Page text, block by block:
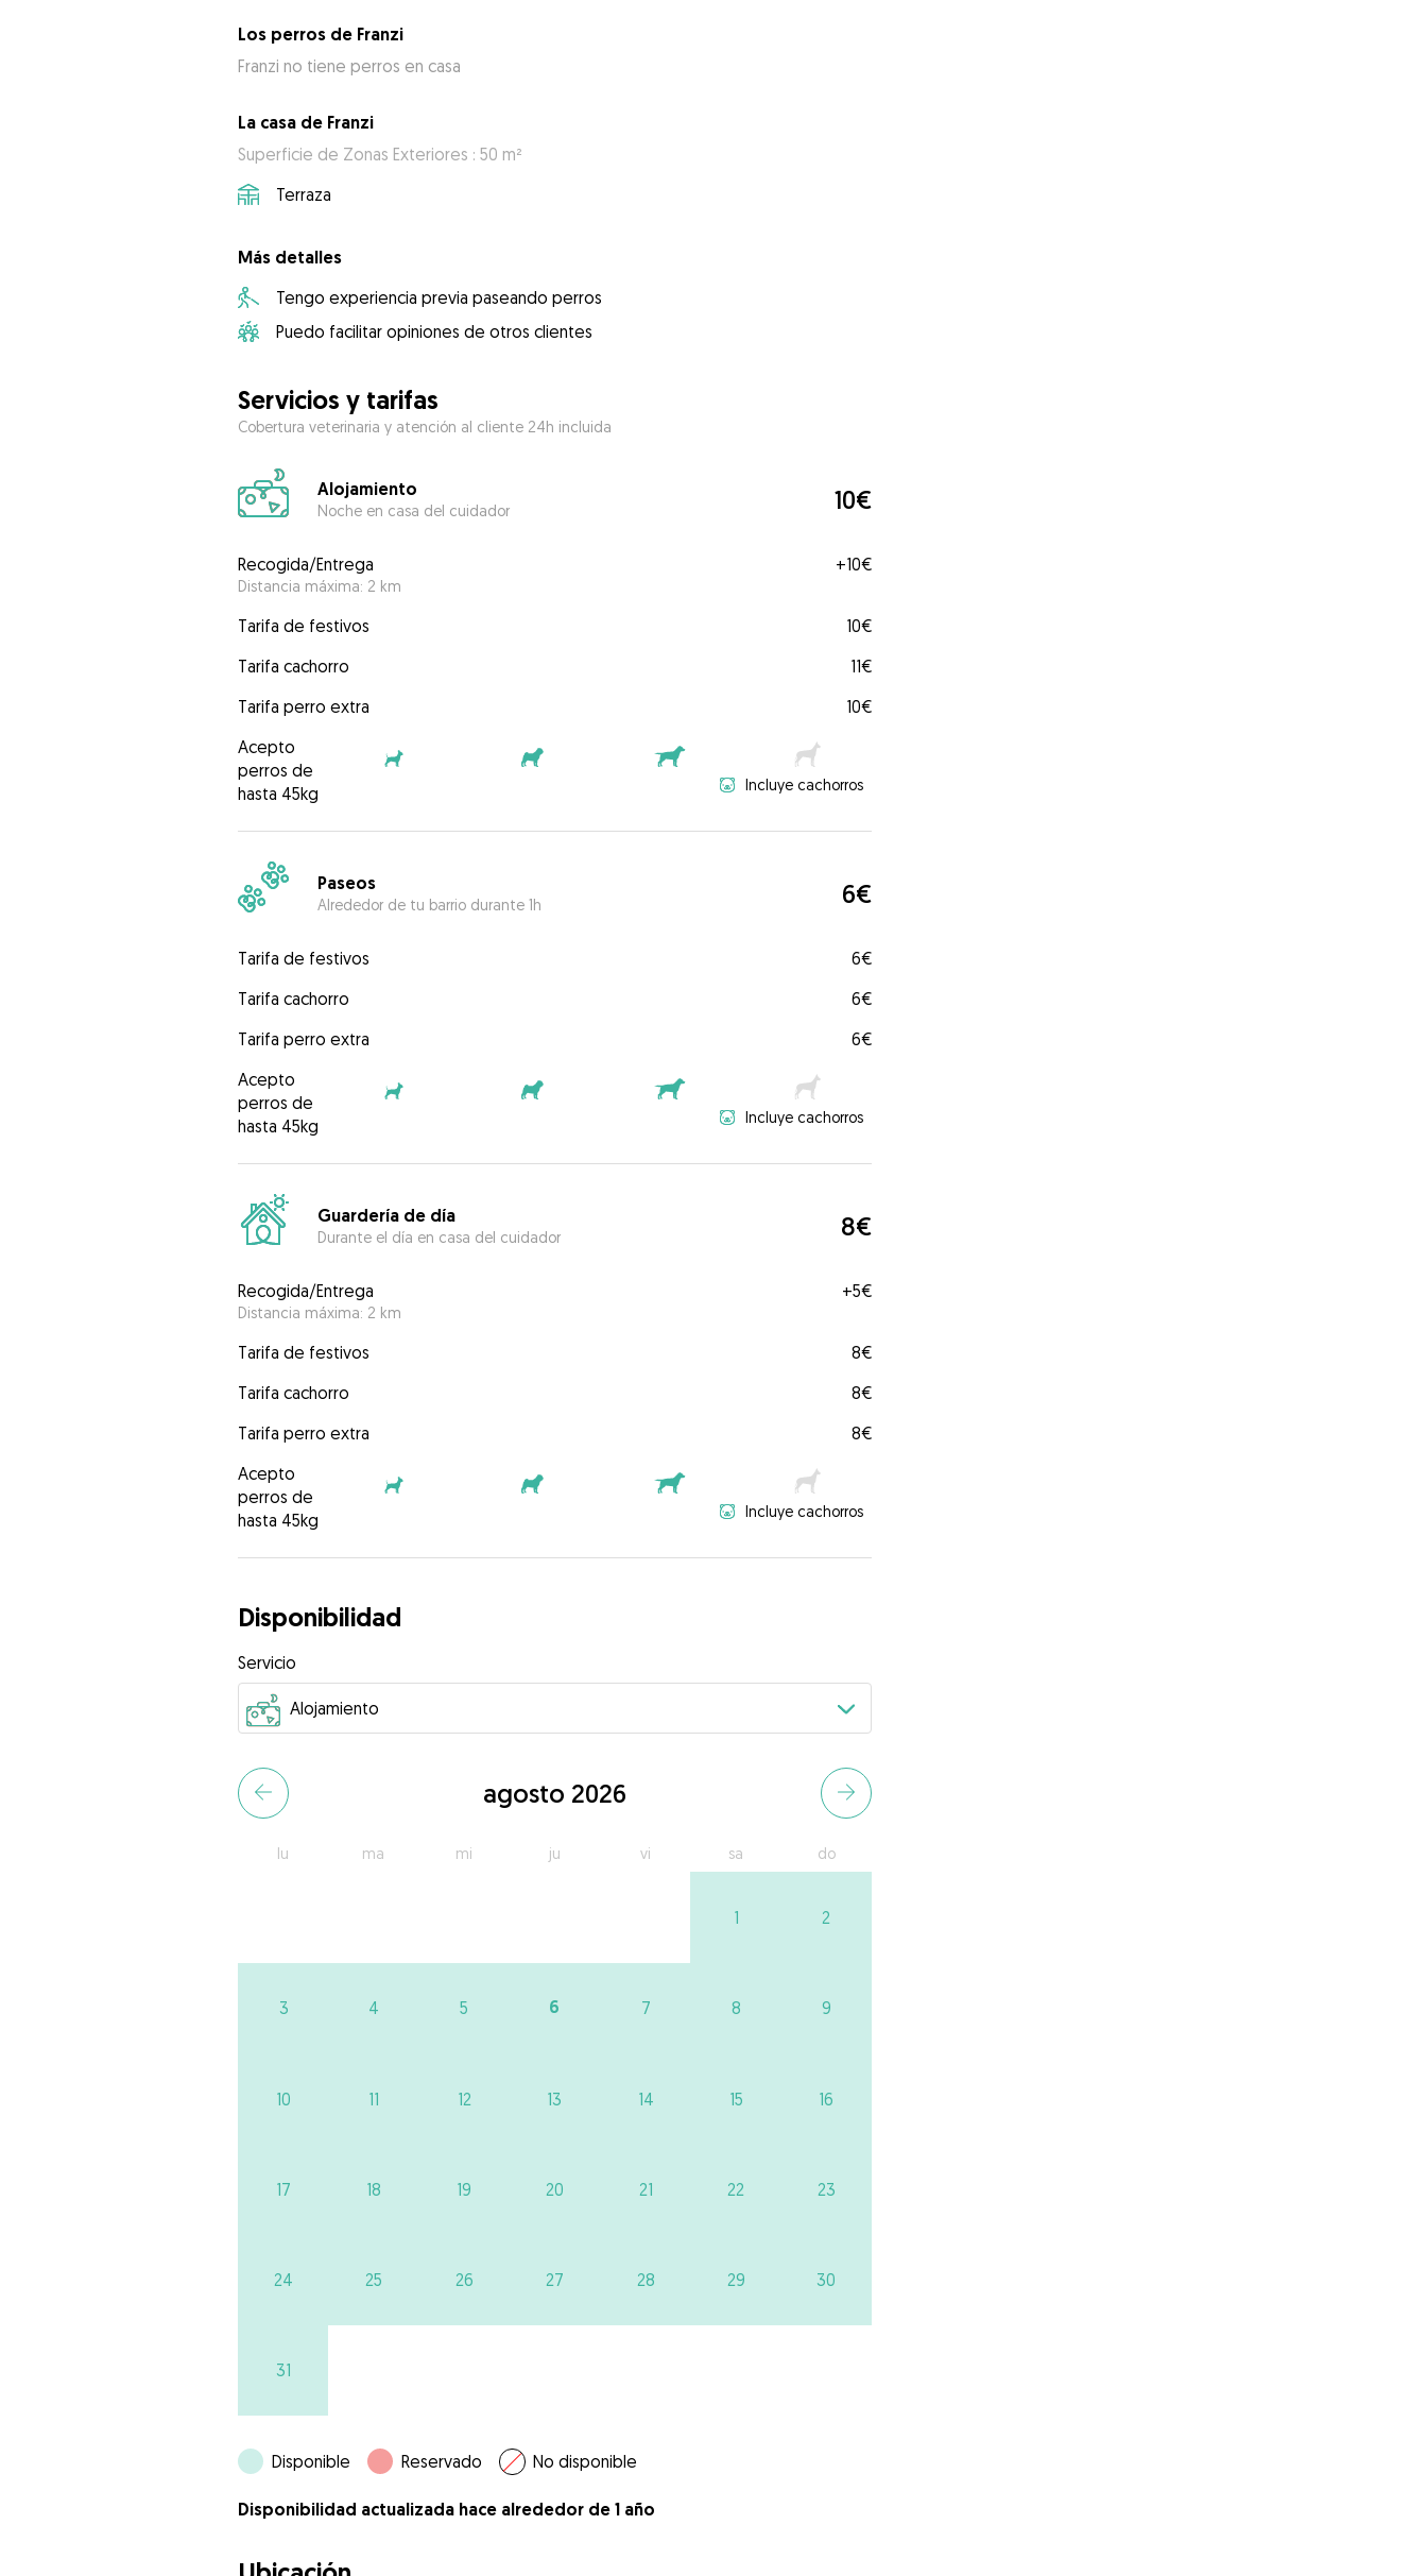
Los perros de Franzi
Franzi no tiene perros en casa
La casa de Franzi
Superficie de Zonas Exteriores : 50 m²
Terraza
Más detalles
Tengo experiencia previa paseando perros
Puedo facilitar opiniones de otros clientes
Servicios y tarifas
Cobertura veterinaria y atención al cliente 24h incluida
Alojamiento
Noche en casa del cuidador 10€
Recogida/Entrega
Distancia máxima: 2 km
+10€
Tarifa de festivos
10€
Tarifa cachorro
11€
Tarifa perro extra
10€
Acepto
perros de
hasta 45kg
Incluye cachorros
Paseos
Alrededor de tu barrio durante 1h 6€
Tarifa de festivos
6€
Tarifa cachorro
6€
Tarifa perro extra
6€
Acepto
perros de
hasta 45kg
Incluye cachorros
Guardería de día
Durante el día en casa del cuidador 8€
Recogida/Entrega
Distancia máxima: 2 km
+5€
Tarifa de festivos
8€
Tarifa cachorro
8€
Tarifa perro extra
8€
Acepto
perros de
hasta 45kg
Incluye cachorros
Disponibilidad
Servicio
agosto 2026
lu ma mi ju vi sa do
1 2
3 4 5 6 7 8 9
10 11 12 13 14 15 16
17 18 19 20 21 22 23
24 25 26 27 28 29 30
31
Disponible Reservado No disponible
Disponibilidad actualizada hace alrededor de 1 año